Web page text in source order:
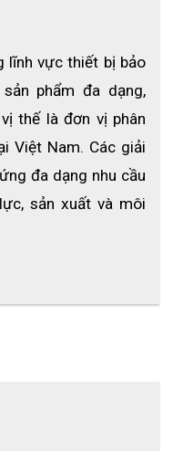
lĩnh vực thiết bị bảo
phẩm đa dạng,
thế là đơn vị phân
Việt Nam. Các giải
đa dạng nhu cầu
sản xuất và môi